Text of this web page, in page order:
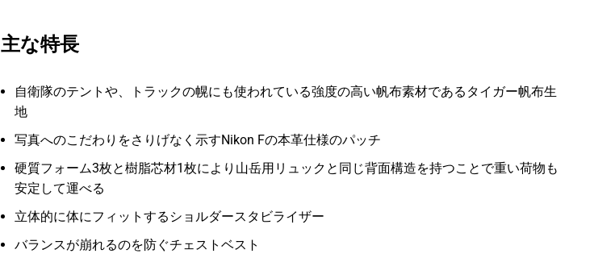
主な特長
自衛隊のテントや、トラックの幌にも使われている強度の高い帆布素材であるタイガー帆布生
地
写真へのこだわりをさりげなく示すNikon Fの本革仕様のパッチ
硬質フォーム3枚と樹脂芯材1枚により山岳用リュックと同じ背面構造を持つことで重い荷物も
安定して運べる
立体的に体にフィットするショルダースタビライザー
バランスが崩れるのを防ぐチェストベスト